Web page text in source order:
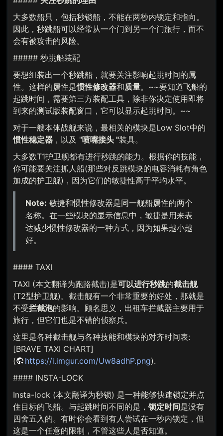
大多数船只，包括秒锁船，不能在两秒内锁定和指向。
因此，秒跳船可以经常从一个门到另一个门旅行，而不
会有被攻击的风险。
##### 秒跳船装配
要想组装出一个秒跳船，就要关注影响起跳时间的属
性。这样的属性是惯性修改器和质量。~~要知道飞船的
起跳时间，需要第三方装配工具，除非你决定使用即将
到来的测试版装配窗口，它可以显示起跳时间。~~
对于一艘本体战舰来说，最相关的模块是Low Slot中的
惯性稳定器 ，以及 "喷嘴接头 "装具。
大多数T1护卫舰都有进行秒跳的能力。根据你的技能，
你可能要关注抓人船(那些对反跳模块的电容消耗有角色
加成的护卫舰)，因为它们的敏捷性高于平均水平。
Note: 敏捷和惯性修改器是同一舰船属性的两个
名称。在一些模块的显示信息中，敏捷是用来表
达减少惯性修改器的一种方式，因为如果越小越
好。
#### TAXI
TAXI (本文翻译为跑路截击)是可以进行秒跳的截击舰
(T2型护卫舰)。截击舰有一个非常重要的好处，那就是
不受拦截泡的影响。顾名思义，出租车拦截器主要用于
旅行，但它们也是不错的侦察兵。
这里是各种截击舰与各种技能和模块的对齐时间表:
[BRAVE TAXI CHART]
(
https://i.imgur.com/Uw8adhP.png).
#### INSTA-LOCK
Insta-lock (本文翻译为秒锁) 是一种能够快速锁定并点
住目标的飞船。与起跳时间不同的是， 锁定时间是没有
四舍五入的。有时你会看到有人尝试在一秒内锁定，但
这是一个任意的限制，不管这些人是否知道。